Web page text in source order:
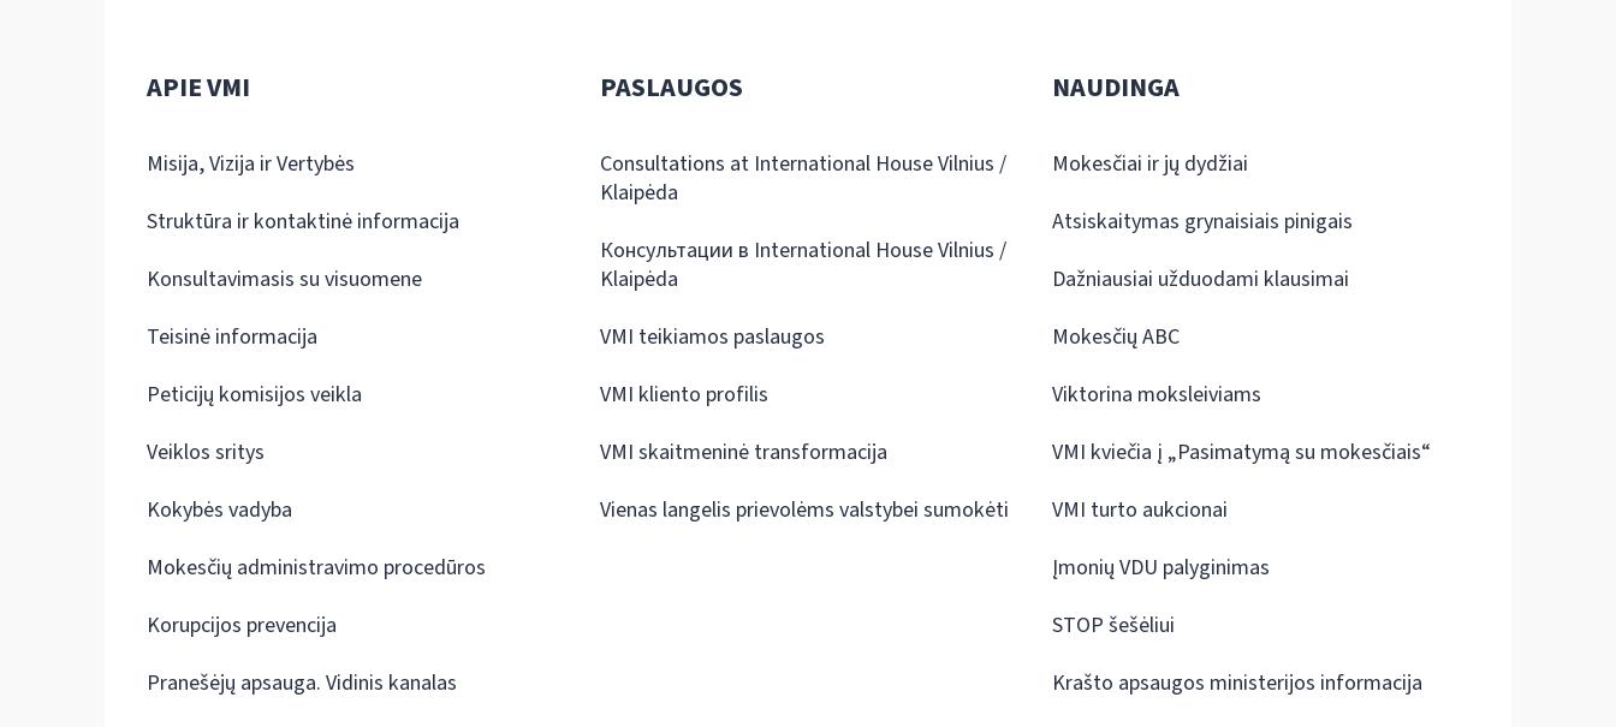
APIE VMI
Misija, Vizija ir Vertybės
Struktūra ir kontaktinė informacija
Konsultavimasis su visuomene
Teisinė informacija
Peticijų komisijos veikla
Veiklos sritys
Kokybės vadyba
Mokesčių administravimo procedūros
Korupcijos prevencija
Pranešėjų apsauga. Vidinis kanalas
PASLAUGOS
Consultations at International House Vilnius /
Klaipėda
Консультации в International House Vilnius /
Klaipėda
VMI teikiamos paslaugos
VMI kliento profilis
VMI skaitmeninė transformacija
Vienas langelis prievolėms valstybei sumokėti
NAUDINGA
Mokesčiai ir jų dydžiai
Atsiskaitymas grynaisiais pinigais
Dažniausiai užduodami klausimai
Mokesčių ABC
Viktorina moksleiviams
VMI kviečia į „Pasimatymą su mokesčiais“
VMI turto aukcionai
Įmonių VDU palyginimas
STOP šešėliui
Krašto apsaugos ministerijos informacija